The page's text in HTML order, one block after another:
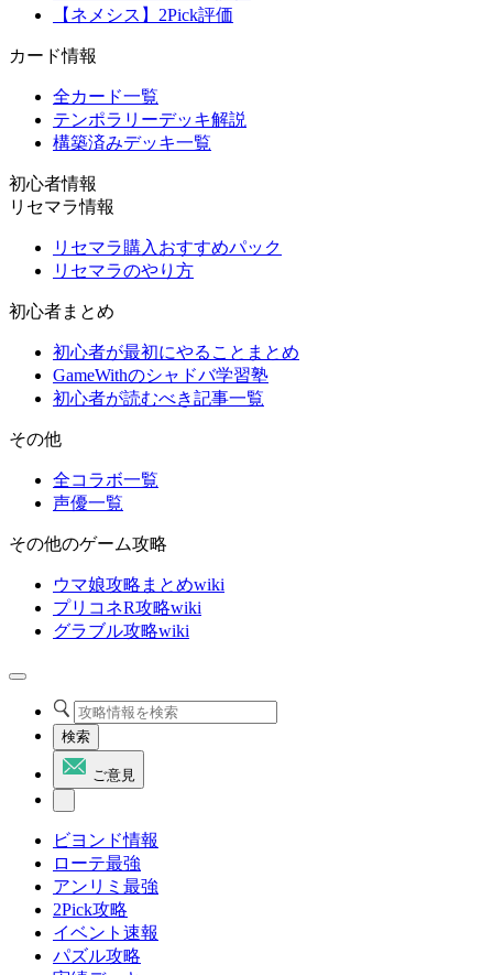
【ネメシス】2Pick評価
カード情報
全カード一覧
テンポラリーデッキ解説
構築済みデッキ一覧
初心者情報
リセマラ情報
リセマラ購入おすすめパック
リセマラのやり方
初心者まとめ
初心者が最初にやることまとめ
GameWithのシャドバ学習塾
初心者が読むべき記事一覧
その他
全コラボ一覧
声優一覧
その他のゲーム攻略
ウマ娘攻略まとめwiki
プリコネR攻略wiki
グラブル攻略wiki
検索
ご意見
ビヨンド情報
ローテ最強
アンリミ最強
2Pick攻略
イベント速報
パズル攻略